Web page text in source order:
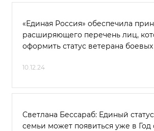
«Единая Россия» обеспечила
расширяющего перечень лиц,
оформить статус ветерана
10.12.24
Светлана Бессараб: Единый
семьи может появиться уже в Год